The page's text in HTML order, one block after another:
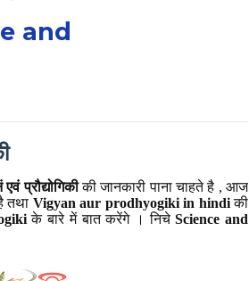
and
एवं प्रौद्योगिकीकी जानकारी पाना चाहते है , आज
तथा Vigyan aur prodhyogiki in hindiकी
के बारे में बात करेंगे । निचेScience and